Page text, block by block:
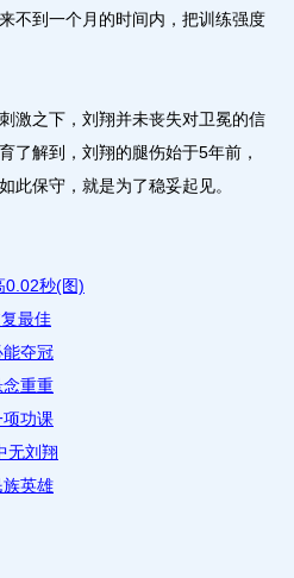
不到一个月的时间内，把训练强度
之下，刘翔并未丧失对卫冕的信
了解到，刘翔的腿伤始于5年前，
如此保守，就是为了稳妥起见。
0.02秒(图)
最佳
夺冠
重重
功课
无刘翔
英雄